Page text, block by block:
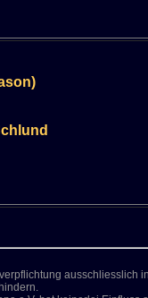
ausschliesslich